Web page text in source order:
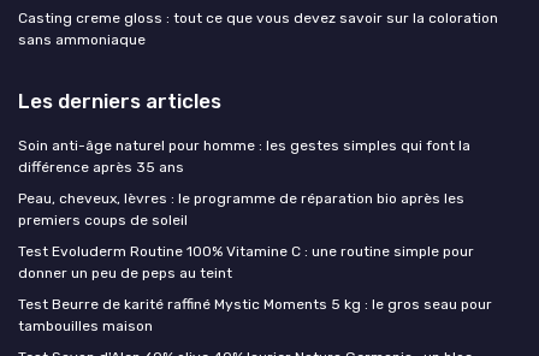
Casting creme gloss : tout ce que vous devez savoir sur la coloration
sans ammoniaque
Les derniers articles
Soin anti-âge naturel pour homme : les gestes simples qui font la
différence après 35 ans
Peau, cheveux, lèvres : le programme de réparation bio après les
premiers coups de soleil
Test Evoluderm Routine 100% Vitamine C : une routine simple pour
donner un peu de peps au teint
Test Beurre de karité raffiné Mystic Moments 5 kg : le gros seau pour
tambouilles maison